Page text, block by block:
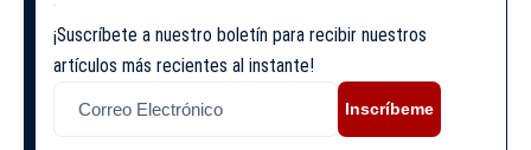
¡Suscríbete a nuestro boletín para recibir nuestros
artículos más recientes al instante!
Inscríbeme